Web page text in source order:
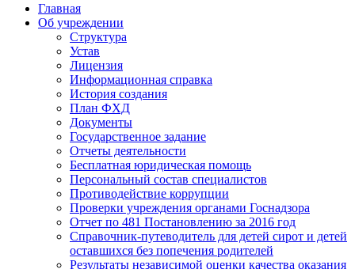
Главная
Об учреждении
Структура
Устав
Лицензия
Информационная справка
История создания
План ФХД
Документы
Государственное задание
Отчеты деятельности
Бесплатная юридическая помощь
Персональный состав специалистов
Противодействие коррупции
Проверки учреждения органами Госнадзора
Отчет по 481 Постановлению за 2016 год
Справочник-путеводитель для детей сирот и детей
оставшихся без попечения родителей
Результаты независимой оценки качества оказания